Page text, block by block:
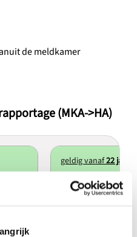
de meldkamer
(MKA->HA)
2.2.0
geldig vanaf22
Meldkamerrapportage